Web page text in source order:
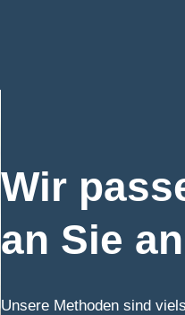
Wir
an Sie an
Unsere Methoden sind